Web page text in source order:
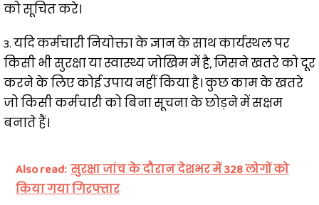
को सूचित करे।
3. यदि कर्मचारी नियोक्ता के ज्ञान के साथ कार्यस्थल पर
किसी भी सुरक्षा या स्वास्थ्य जोखिम में है, जिसने खतरे को दूर
करने के लिए कोई उपाय नहीं किया है। कुछ काम के खतरे
जो किसी कर्मचारी को बिना सूचना के छोड़ने में सक्षम
बनाते हैं।
Also read: सुरक्षा जांच के दौरान देशभर में 328 लोगों को
किया गया गिरफ्तार